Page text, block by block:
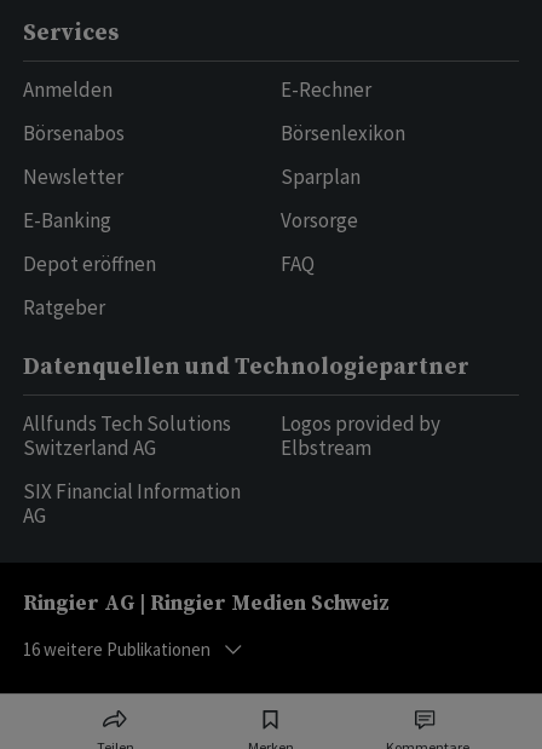
Services
Anmelden
Börsenabos
Newsletter
E-Banking
Depot eröffnen
Ratgeber
E-Rechner
Börsenlexikon
Sparplan
Vorsorge
FAQ
Datenquellen und Technologiepartner
Allfunds Tech Solutions
Switzerland AG
SIX Financial Information
AG
Logos provided by
Elbstream
Ringier AG | Ringier Medien Schweiz
16weitere Publikationen